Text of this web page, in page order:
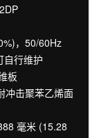
，50/60Hz
自行维护
板
冲击聚苯乙烯面
毫米 (15.28